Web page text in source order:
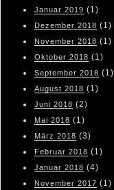
Januar 2019 (1)
Dezember 2018 (1)
November 2018 (1)
Oktober 2018 (1)
September 2018 (1)
August 2018 (1)
Juni 2018 (2)
Mai 2018 (1)
März 2018 (3)
Februar 2018 (1)
Januar 2018 (4)
November 2017 (1)